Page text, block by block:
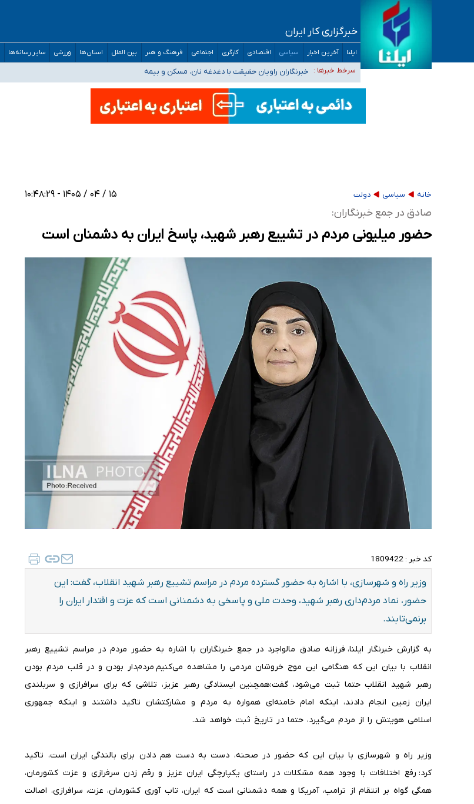
خبرگزاری کار ایران
ایلنا آخرین اخبار سیاسی اقتصادی کارگری اجتماعی فرهنگ و هنر بین الملل استان‌ها ورزشی سایر رسانه‌ها
سرخط خبرها :
تعویق آزمون ورودی دکترای تخصصی فرماندهی صحنه عملیات و دکترای تخصصی جغرافیای نظامی دافوس آجا
خبرنگاران راویان حقیقت با دغدغه نان، مسکن و بیمه
آخرین وضعیت شیوع عفونت‌های تنفسی در کشور/ خوزستان و کرمان بالاتر از آستانه هشدار
هیچ پرستاری بازداشت یا اخراج نشده است/ از رئیس جمهور خواستیم ورود کند
ثبت‌نام بخش عمده دانش‌آموزان مدارس ایرانی امارات در کشور/ درباره محصلان باقی‌مانده در دبی متناسب با
خانه سیاسی دولت ۱۵ / ۰۴ / ۱۴۰۵ - ۱۰:۴۸:۲۹
صادق در جمع خبرنگاران:
حضور میلیونی مردم در تشییع رهبر شهید، پاسخ ایران به دشمنان است
کد خبر : 1809422
وزیر راه و شهرسازی، با اشاره به حضور گسترده مردم در مراسم تشییع رهبر شهید انقلاب، گفت: این
حضور، نماد مردم‌داری رهبر شهید، وحدت ملی و پاسخی به دشمنانی است که عزت و اقتدار ایران را
برنمی‌تابند.
به گزارش خبرنگار ایلنا، فرزانه صادق مالواجرد در جمع خبرنگاران با اشاره به حضور مردم در مراسم تشییع رهبر
انقلاب با بیان این که هنگامی این موج خروشان مردمی را مشاهده می‌کنیم مردم‌دار بودن و در قلب مردم بودن
رهبر شهید انقلاب حتما ثبت می‌شود، گفت:همچنین ایستادگی رهبر عزیز، تلاشی که برای سرافرازی و سربلندی
ایران زمین انجام دادند، اینکه امام خامنه‌ای همواره به مردم و مشارکتشان تاکید داشتند و اینکه جمهوری
اسلامی هویتش را از مردم می‌گیرد، حتما در تاریخ ثبت خواهد شد.
وزیر راه و شهرسازی با بیان این که حضور در صحنه، دست به دست هم دادن برای بالندگی ایران است، تاکید
کرد: رفع اختلافات با وجود همه مشکلات در راستای یکپارچگی ایران عزیز و رقم زدن سرفرازی و عزت کشورمان،
همگی گواه بر انتقام از ترامپ، آمریکا و همه دشمنانی است که ایران، تاب آوری کشورمان، عزت، سرافرازی، اصالت